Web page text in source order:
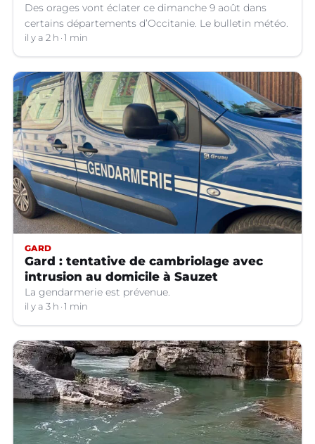
Des orages vont éclater ce dimanche 9 août dans
certains départements d’Occitanie. Le bulletin météo.
il y a 2 h 1 min
GARD
Gard : tentative de cambriolage avec
intrusion au domicile à Sauzet
La gendarmerie est prévenue.
il y a 3 h 1 min